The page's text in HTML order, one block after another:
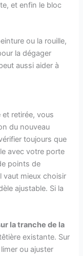
et enfin le bloc
ou la rouille,
la dégager
aussi aider à
et retirée, vous
du nouveau
toujours que
avec votre porte
points de
vaut mieux choisir
ajustable. Si la
la tranche de la
existante. Sur
ou ajuster